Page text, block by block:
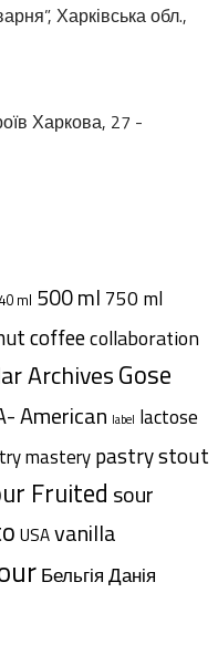
Харківська обл.,
Харкова, 27 -
ml 500 ml 750 ml
coffeecollaboration
ArchivesGose
American label lactose
masterypastry stout
Fruited sour
USAvanilla
БельгіяДанія